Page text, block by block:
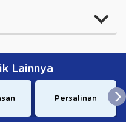
Lainnya
Persalinan